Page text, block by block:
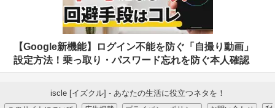
【Google新機能】ログイン不能を防ぐ「自撮り動画」
設定方法！乗っ取り・パスワード忘れを防ぐ本人確認
iscle [イズクル] - あなたの生活に役立つネタを！